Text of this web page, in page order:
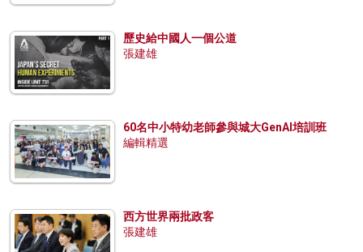
歷史給中國人一個公道
張建雄
60名中小特幼老師參與城大GenAI培訓班
編輯精選
西方世界兩批政客
張建雄